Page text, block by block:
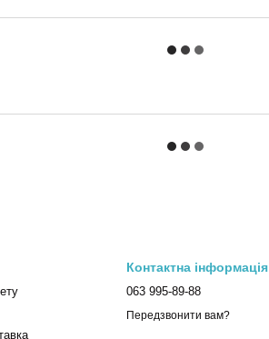
Контактна інформація
063 995-89-88
Передзвонити вам?